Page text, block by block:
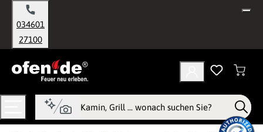
springen
034601
27100